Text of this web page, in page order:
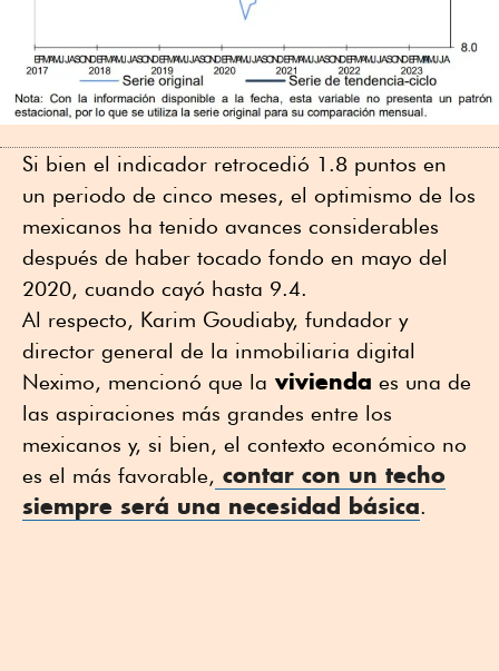
Si bien el indicador retrocedió 1.8 puntos en
un periodo de cinco meses, el optimismo de los
mexicanos ha tenido avances considerables
después de haber tocado fondo en mayo del
2020, cuando cayó hasta 9.4.
Al respecto, Karim Goudiaby, fundador y
director general de la inmobiliaria digital
Neximo, mencionó que la vivienda es una de
las aspiraciones más grandes entre los
mexicanos y, si bien, el contexto económico no
es el más favorable, contar con un techo
siempre será una necesidad básica.